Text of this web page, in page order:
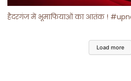
हैदरगंज में भूमाफियाओं का आतंक !
Load more